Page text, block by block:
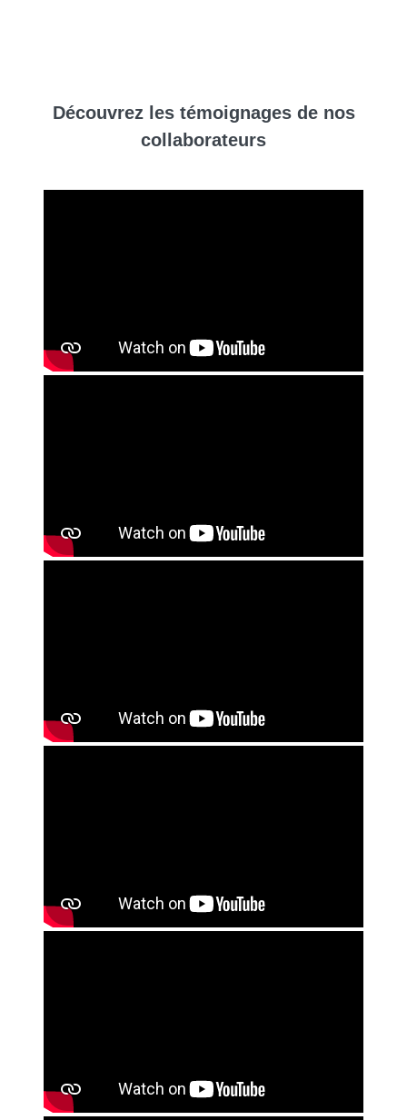
Découvrez les témoignagesde nos
collaborateurs